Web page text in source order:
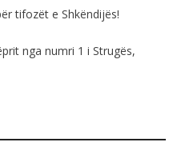
tifozët e Shkëndijës!
nga numri 1 i Strugës,